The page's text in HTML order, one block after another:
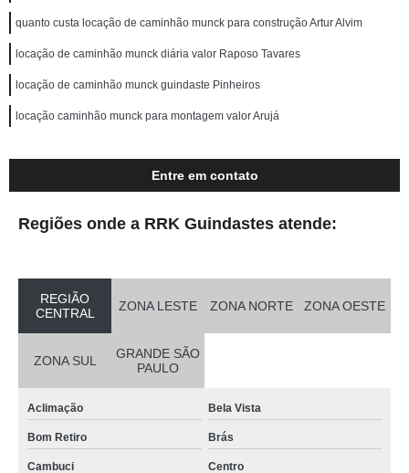
quanto custa locação de caminhão munck para construção Artur Alvim
locação de caminhão munck diária valor Raposo Tavares
locação de caminhão munck guindaste Pinheiros
locação caminhão munck para montagem valor Arujá
Entre em contato
Regiões onde a RRK Guindastes atende:
REGIÃO
CENTRAL
ZONA LESTE ZONA NORTE ZONA OESTE
ZONA SUL
GRANDE SÃO
PAULO
Aclimação Bela Vista
Bom Retiro Brás
Cambuci Centro